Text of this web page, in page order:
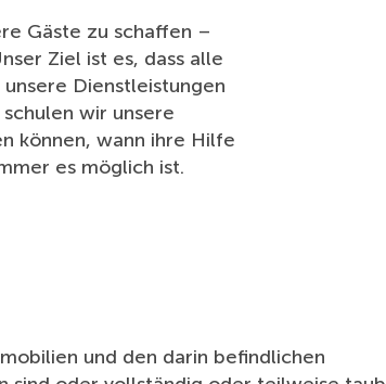
Gäste zu schaffen –
Ziel ist es, dass alle
Dienstleistungen
wir unsere
können, wann ihre Hilfe
es möglich ist.
und den darin befindlichen